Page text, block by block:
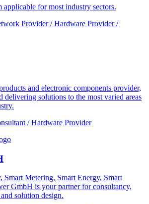
for most industry sectors.
Provider / Hardware Provider /
and electronic components provider,
delivering solutions to the most varied areas
/ Hardware Provider
Metering, Smart Energy, Smart
GmbH is your partner for consultancy,
solution design.